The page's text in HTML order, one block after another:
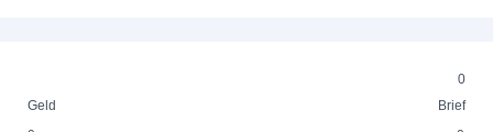
0
Geld
Brief